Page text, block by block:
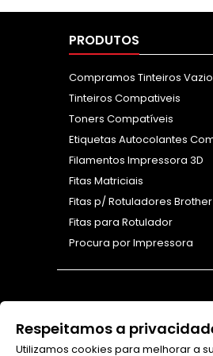
PRODUTOS
Compramos Tinteiros
Tinteiros Compativeis
Toners Compatíveis
Etiquetas Autocolantes
Filamentos Impressora 3D
Fitas Matriciais
Fitas p/ Rotuladores Brother
Fitas para Rotulador
Procura por Impressora
Respeitamos a
Utilizamos cookies para melhorar a